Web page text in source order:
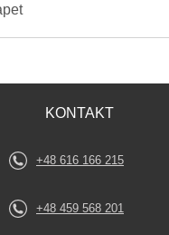
KONTAKT
+48 616 166 215
+48 459 568 201